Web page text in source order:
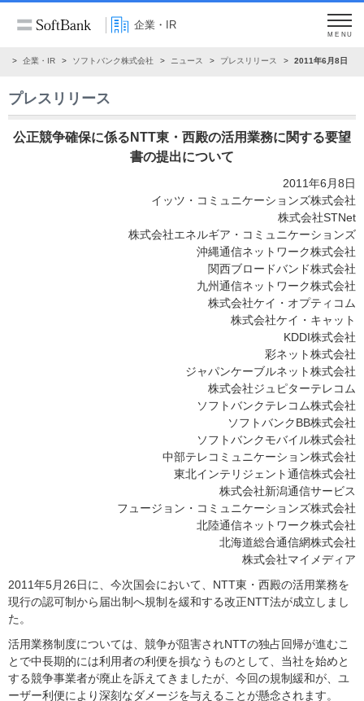
企業・IR
MENU
企業・IR ソフトバンク株式会社 ニュース プレスリリース 2011年6月8日
プレスリリース
公正競争確保に係るNTT東・西殿の活用業務に関する要望
書の提出について
2011年6月8日
イッツ・コミュニケーションズ株式会社
株式会社STNet
株式会社エネルギア・コミュニケーションズ
沖縄通信ネットワーク株式会社
関西ブロードバンド株式会社
九州通信ネットワーク株式会社
株式会社ケイ・オプティコム
株式会社ケイ・キャット
KDDI株式会社
彩ネット株式会社
ジャパンケーブルネット株式会社
株式会社ジュピターテレコム
ソフトバンクテレコム株式会社
ソフトバンクBB株式会社
ソフトバンクモバイル株式会社
中部テレコミュニケーション株式会社
東北インテリジェント通信株式会社
株式会社新潟通信サービス
フュージョン・コミュニケーションズ株式会社
北陸通信ネットワーク株式会社
北海道総合通信網株式会社
株式会社マイメディア
2011年5月26日に、今次国会において、NTT東・西殿の活用業務を
現行の認可制から届出制へ規制を緩和する改正NTT法が成立しまし
た。
活用業務制度については、競争が阻害されNTTの独占回帰が進むこ
とで中長期的には利用者の利便を損なうものとして、当社を始めと
する競争事業者が廃止を訴えてきましたが、今回の規制緩和が、ユ
ーザー利便により深刻なダメージを与えることが懸念されます。